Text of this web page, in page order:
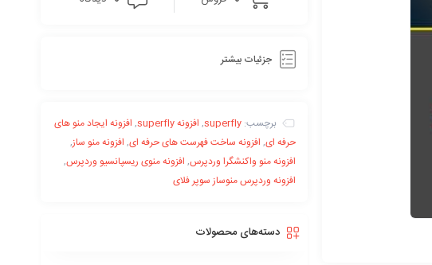
جزئیات بیشتر
برچسب:superfly
, افزونه superfly , افزونه ایجاد منو های
حرفه ای, افزونه ساخت فهرست های حرفه ای, افزونه منو ساز,
افزونه منو واکنشگرا وردپرس, افزونه منوی ریسپانسیو وردپرس,
افزونه وردپرس منوساز سوپر فلای
دسته‌های محصولات